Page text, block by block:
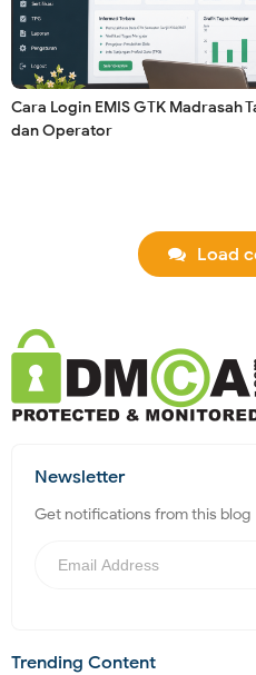
Cara Login EMIS GTK Madrasah
dan Operator
Load
Newsletter
Get notifications from this blog
Trending Content